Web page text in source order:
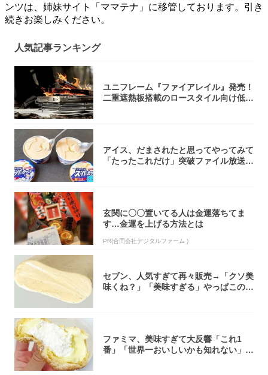
ンツは、姉妹サイト「ママテナ」に移管しております。引き
続きお楽しみください。
人気記事ランキング
ユニフレーム『ファイアレイル』発売！
二重遮熱板搭載のロースタイル向け低型
アイス、だまされたと思ってやってみて
「たったこれだけ」突破ファイル放送で
玄関に〇〇置いてる人は金運落ちてま
す…金運を上げる方法とは
PR(合同会社デジタルファーム )
セブン、人気すぎて再々販売→「クソ美
味くね？」「美味すぎる」やっぱこのク
ファミマ、美味すぎて大反響「これ1
番」「世界一おいしいかも知れない」